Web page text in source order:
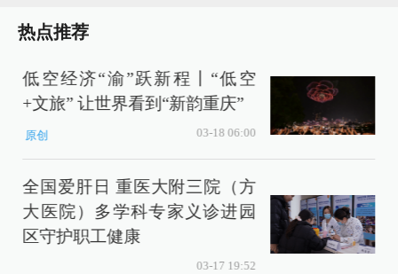
热点推荐
低空经济“渝”跃新程丨“低空
+文旅” 让世界看到“新韵重庆”
原创 03-18 06:00
全国爱肝日 重医大附三院（方
大医院）多学科专家义诊进园
区守护职工健康
03-17 19:52